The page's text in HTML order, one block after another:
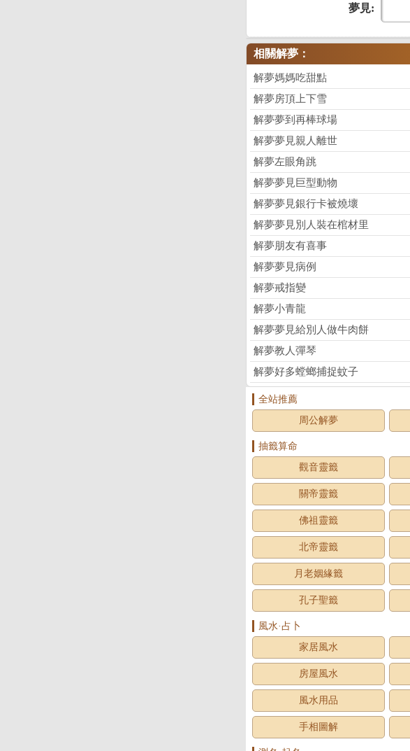
夢見:
相關解夢：
解夢媽媽吃甜點
解夢房頂上下雪
解夢夢到再棒球場
解夢夢見親人離世
解夢左眼角跳
解夢夢見巨型動物
解夢夢見銀行卡被燒壞
解夢夢見別人裝在棺材里
解夢朋友有喜事
解夢夢見病例
解夢戒指變
解夢小青龍
解夢夢見給別人做牛肉餅
解夢教人彈琴
解夢好多螳螂捕捉蚊子
全站推薦
周公解夢
抽籤算命
觀音靈籤
關帝靈籤
佛祖靈籤
北帝靈籤
月老姻緣籤
孔子聖籤
風水·占卜
家居風水
房屋風水
風水用品
手相圖解